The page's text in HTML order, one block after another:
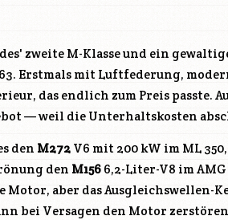
zweite M-Klasse und ein
Erstmals mit Luftfederung,
das endlich zum Preis passte.
— weil die Unterhaltskosten
den M272 V6 mit 200 kW im ML
den M156 6,2-Liter-V8 im
aber das Ausgleichswellen-
bei Versagen den Motor